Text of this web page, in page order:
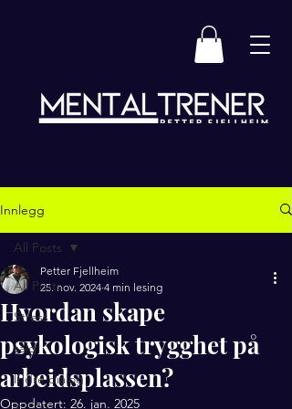
Innlegg
All Posts
Stress
salg
Indre dialog
All Posts
Hvordan skape
psykologisk trygghet på
arbeidsplassen?
Petter Fjellheim
25. nov. 2024 4 min lesing
Oppdatert: 26. jan. 2025